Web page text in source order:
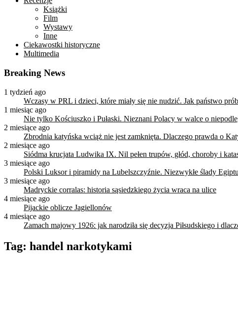
Książki
Film
Wystawy
Inne
Ciekawostki historyczne
Multimedia
Breaking News
1 tydzień ago
Wczasy w PRL i dzieci, które miały się nie nudzić. Jak państwo
1 miesiąc ago
Nie tylko Kościuszko i Pułaski. Nieznani Polacy w walce o
2 miesiące ago
Zbrodnia katyńska wciąż nie jest zamknięta. Dlaczego prawda o
2 miesiące ago
Siódma krucjata Ludwika IX. Nil pełen trupów, głód, choroby i
3 miesiące ago
Polski Luksor i piramidy na Lubelszczyźnie. Niezwykłe ślady
3 miesiące ago
Madryckie corralas: historia sąsiedzkiego życia wraca na ulice
4 miesiące ago
Pijackie oblicze Jagiellonów
4 miesiące ago
Zamach majowy 1926: jak narodziła się decyzja Piłsudskiego i
Tag: handel narkotykami